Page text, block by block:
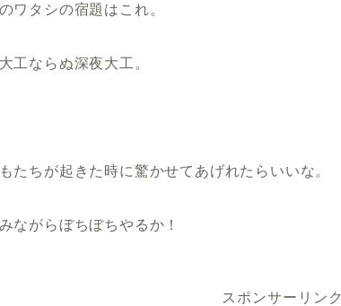
ワタシの宿題はこれ。
工ならぬ深夜大工。
たちが起きた時に驚かせてあげれたらいいな。
ながらぼちぼちやるか！
スポンサーリンク